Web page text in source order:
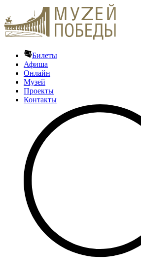
Билеты
Афиша
Онлайн
Музей
Проекты
Контакты